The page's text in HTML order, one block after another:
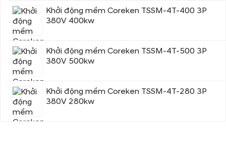
Khởi động mềm Coreken TSSM-4T-400 3P
380V 400kw
Khởi động mềm Coreken TSSM-4T-500 3P
380V 500kw
Khởi động mềm Coreken TSSM-4T-280 3P
380V 280kw